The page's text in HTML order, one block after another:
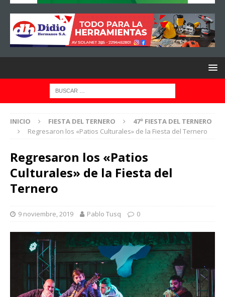
INICIO FIESTA DEL TERNERO
47ª FIESTA DEL TERNERO
Regresaron los «Patios Culturales» de la Fiesta del Ternero
Regresaron los «Patios
Culturales» de la Fiesta del
Ternero
9 noviembre, 2019 Pablo Tusq 0